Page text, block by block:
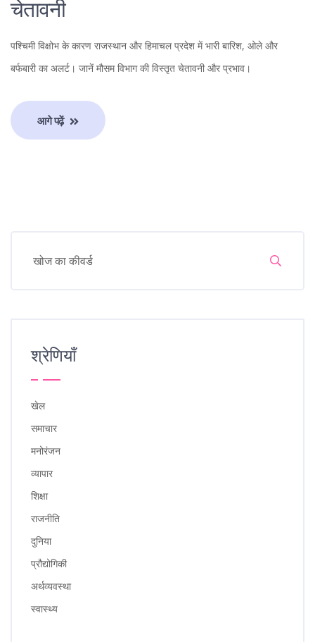
चेतावनी
पश्चिमी विक्षोभ के कारण राजस्थान और हिमाचल प्रदेश में भारी बारिश, ओले और
बर्फबारी का अलर्ट। जानें मौसम विभाग की विस्तृत चेतावनी और प्रभाव।
आगे पढ़ें
श्रेणियाँ
खेल
समाचार
मनोरंजन
व्यापार
शिक्षा
राजनीति
दुनिया
प्रौद्योगिकी
अर्थव्यवस्था
स्वास्थ्य